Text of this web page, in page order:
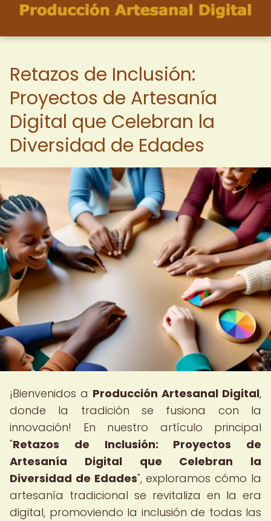
Retazos de Inclusión:
Proyectos de Artesanía
Digital que Celebran la
Diversidad de Edades
¡Bienvenidos a Producción Artesanal Digital,
donde la tradición se fusiona con la
innovación! En nuestro artículo principal
"Retazos de Inclusión: Proyectos de
Artesanía Digital que Celebran la
Diversidad de Edades", exploramos cómo la
artesanía tradicional se revitaliza en la era
digital, promoviendo la inclusión de todas las